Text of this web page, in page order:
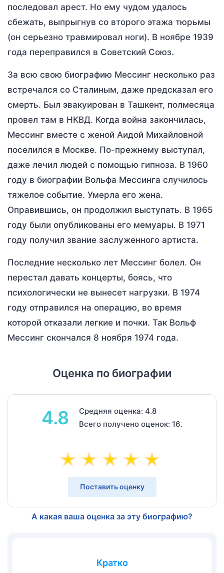
последовал арест. Но ему чудом удалось
сбежать, выпрыгнув со второго этажа тюрьмы
(он серьезно травмировал ноги). В ноябре 1939
года переправился в Советский Союз.
За всю свою биографию Мессинг несколько раз
встречался со Сталиным, даже предсказал его
смерть. Был эвакуирован в Ташкент, полмесяца
провел там в НКВД. Когда война закончилась,
Мессинг вместе с женой Аидой Михайловной
поселился в Москве. По-прежнему выступал,
даже лечил людей с помощью гипноза. В 1960
году в биографии Вольфа Мессинга случилось
тяжелое событие. Умерла его жена.
Оправившись, он продолжил выступать. В 1965
году были опубликованы его мемуары. В 1971
году получил звание заслуженного артиста.
Последние несколько лет Мессинг болел. Он
перестал давать концерты, боясь, что
психологически не вынесет нагрузки. В 1974
году отправился на операцию, во время
которой отказали легкие и почки. Так Вольф
Мессинг скончался 8 ноября 1974 года.
Оценка по биографии
4.8
Средняя оценка: 4.8
Всего получено оценок: 16.
Поставить оценку
А какая ваша оценка за эту биографию?
Кратко